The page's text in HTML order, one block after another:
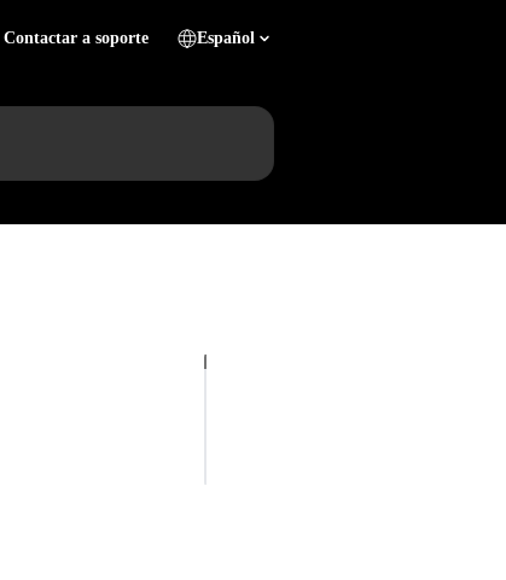
Contactar a soporte Español